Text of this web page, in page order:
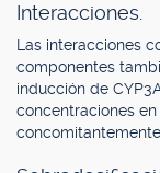
Interacciones.
Las interacciones
componentes
inducción de
concentraciones